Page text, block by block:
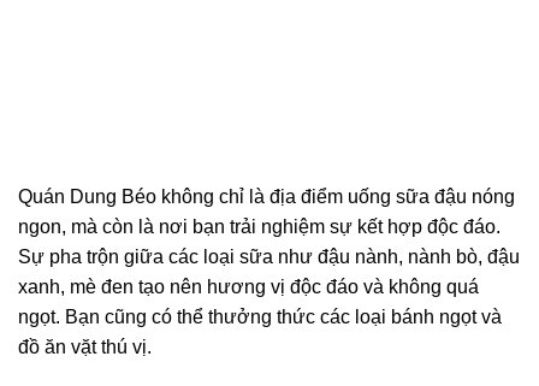
Quán Dung Béo không chỉ là địa điểm uống sữa đậu nóng
ngon, mà còn là nơi bạn trải nghiệm sự kết hợp độc đáo.
Sự pha trộn giữa các loại sữa như đậu nành, nành bò, đậu
xanh, mè đen tạo nên hương vị độc đáo và không quá
ngọt. Bạn cũng có thể thưởng thức các loại bánh ngọt và
đồ ăn vặt thú vị.